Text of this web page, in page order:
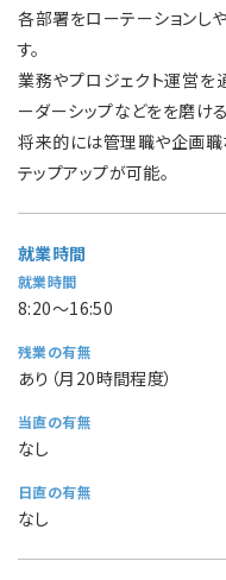
各部署をローテーションし
す。
業務やプロジェクト運営を
ーダーシップなどをを磨け
将来的には管理職や企画職
テップアップが可能。
就業時間
就業時間
8:20〜16:50
残業の有無
あり（月20時間程度）
当直の有無
なし
日直の有無
なし